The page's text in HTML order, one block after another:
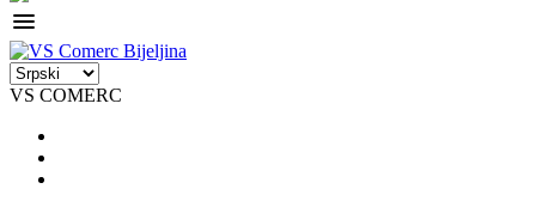
menu
VS COMERC